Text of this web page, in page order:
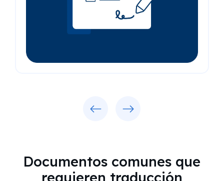
Documentos comunes que